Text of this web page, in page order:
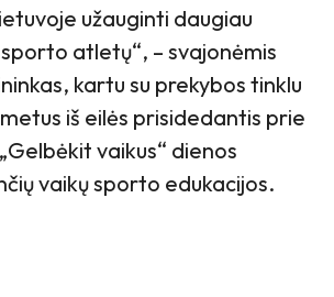
užauginti daugiau
atletų“, – svajonėmis
kartu su prekybos tinklu
iš eilės prisidedantis prie
vaikus“ dienos
vaikų sporto edukacijos.